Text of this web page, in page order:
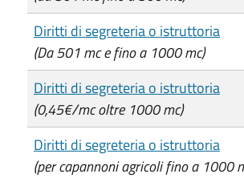
Diritti di segreteria o istruttoria
(Da 501 mc e fino a 1000 mc)
Diritti di segreteria o istruttoria
(0,45€/mc oltre 1000 mc)
Diritti di segreteria o istruttoria
(per capannoni agricoli fino a 1000